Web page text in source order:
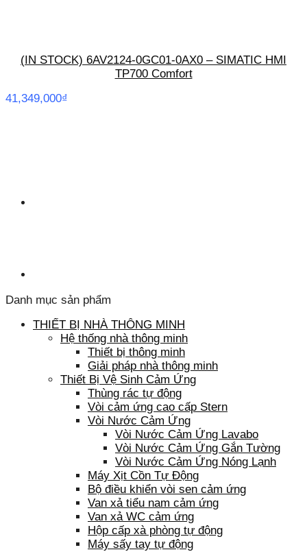
(IN STOCK) 6AV2124-0GC01-0AX0 – SIMATIC HMI
TP700 Comfort
41,349,000₫
Danh mục sản phẩm
THIẾT BỊ NHÀ THÔNG MINH
Hệ thống nhà thông minh
Thiết bị thông minh
Giải pháp nhà thông minh
Thiết Bị Vệ Sinh Cảm Ứng
Thùng rác tự động
Vòi cảm ứng cao cấp Stern
Vòi Nước Cảm Ứng
Vòi Nước Cảm Ứng Lavabo
Vòi Nước Cảm Ứng Gắn Tường
Vòi Nước Cảm Ứng Nóng Lạnh
Máy Xịt Cồn Tự Động
Bộ điều khiển vòi sen cảm ứng
Van xả tiểu nam cảm ứng
Van xả WC cảm ứng
Hộp cấp xà phòng tự động
Máy sấy tay tự động